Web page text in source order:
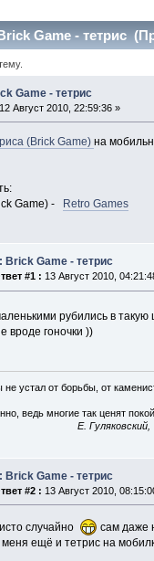
Game - тетрис
Game - тетрис
12 Август 2010, 22:59:36 »
(Brick Game)на
Game) - Retro Games
Brick Game - тетрис
#1 : 13 Август 2010,
рубились в такую
вроде гоночки ))
не устал от борьбы, от
ведь многие так ценят
E.
Brick Game - тетрис
#2 : 13 Август 2010,
случайно
сам даже
меня ещё и тетрис на